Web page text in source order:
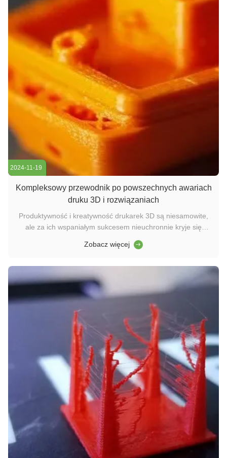
2024-11-19
Kompleksowy przewodnik po powszechnych awariach
druku 3D i rozwiązaniach
Produktywność i kreatywność drukarek 3D są niesamowite,
ale za ich wspaniałym sukcesem nieuchronnie kryje się
kolor nie jest dobry, kształt nie jest zadowalający,
Zobacz więcej